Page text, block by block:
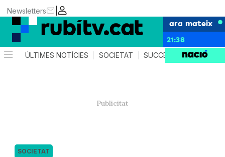
|
Newsletters
ara mateix
21:38
ÚLTIMES NOTÍCIES SOCIETAT SUCCESSOS
SOCIETAT